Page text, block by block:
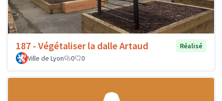
187 - Végétaliser la dalle Artaud
Réalisé
Ville de Lyon
0 0